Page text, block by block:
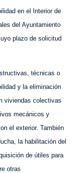
en el Interior de
del Ayuntamiento
plazo de solicitud
técnicas o
y la eliminación
viviendas colectivas
mecánicos y
el exterior. También
la habilitación del
de útiles para
otras